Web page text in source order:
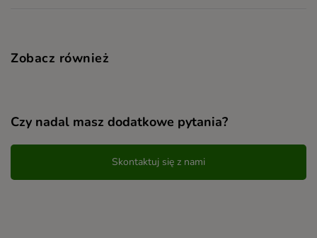
Zobacz również
Czy nadal masz dodatkowe pytania?
Skontaktuj się z nami